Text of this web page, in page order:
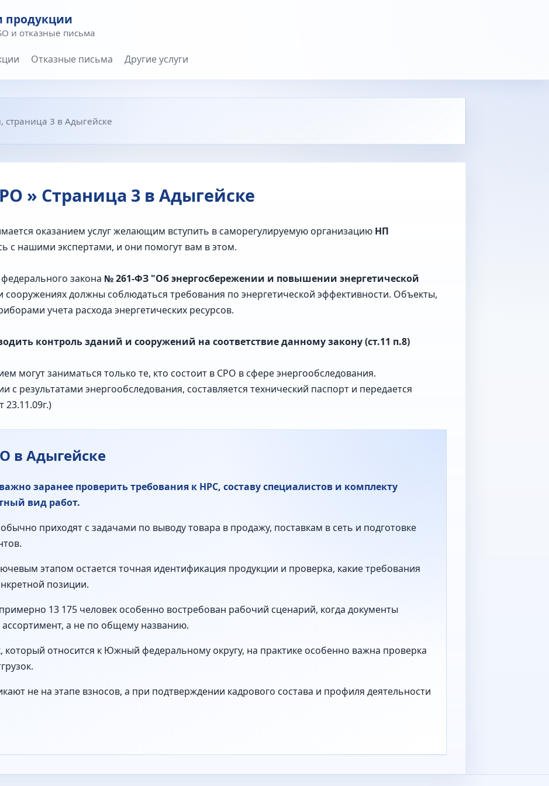
продукции
и отказные письма
Отказные письма Другие услуги
3 в Адыгейске
» Страница 3 в Адыгейске
оказанием услуг желающим вступить в саморегулируемую организацию НП
с нашими экспертами, и они помогут вам в этом.
закона № 261-ФЗ "Об энергосбережении и повышении энергетической
сооружениях должны соблюдаться требования по энергетической эффективности. Объекты,
учета расхода энергетических ресурсов.
контроль зданий и сооружений на соответствие данному закону (ст.11 п.8)
могут заниматься только те, кто состоит в СРО в сфере энергообследования.
с результатами энергообследования, составляется технический паспорт и передается
23.11.09г.)
в Адыгейске
заранее проверить требования к НРС, составу специалистов и комплекту
вид работ.
приходят с задачами по выводу товара в продажу, поставкам в сеть и подготовке
этапом остается точная идентификация продукции и проверка, какие требования
позиции.
13 175 человек особенно востребован рабочий сценарий, когда документы
а не по общему названию.
который относится к Южный федеральному округу, на практике особенно важна проверка
не на этапе взносов, а при подтверждении кадрового состава и профиля деятельности